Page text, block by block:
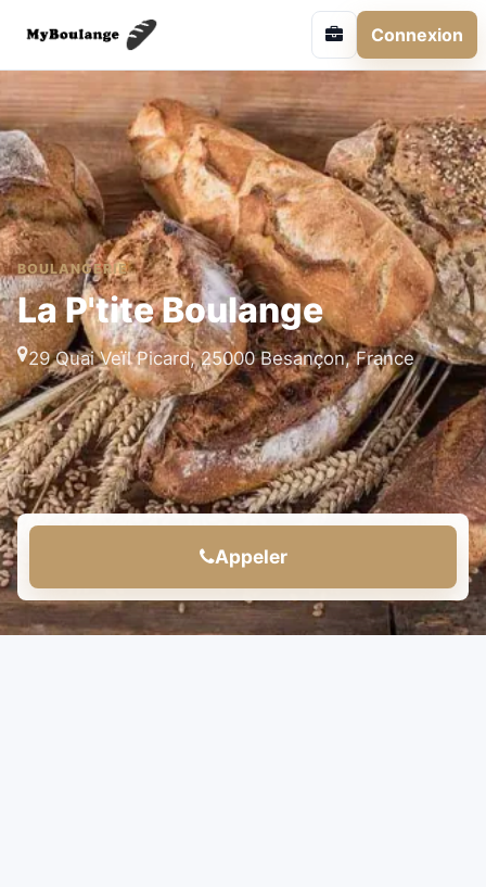
Connexion
BOULANGERIE
La P'tite Boulange
29 Quai Veïl Picard, 25000 Besançon, France
Appeler